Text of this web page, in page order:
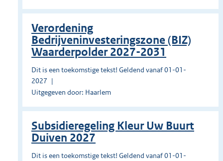
Verordening
Bedrijveninvesteringszone (BIZ)
Waarderpolder 2027-2031
Dit is een toekomstige tekst! Geldend vanaf 01-01-
2027
Uitgegeven door: Haarlem
Subsidieregeling Kleur Uw Buurt
Duiven 2027
Dit is een toekomstige tekst! Geldend vanaf 01-01-